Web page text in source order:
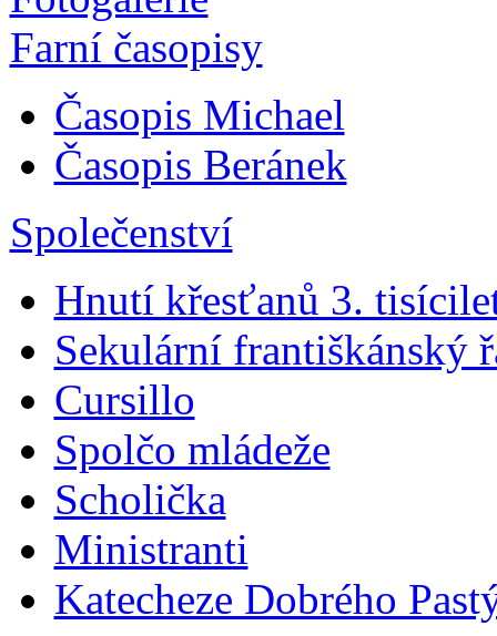
Farní časopisy
Časopis Michael
Časopis Beránek
Společenství
Hnutí křesťanů 3.
Sekulární františkánský
Cursillo
Spolčo mládeže
Scholička
Ministranti
Katecheze Dobrého